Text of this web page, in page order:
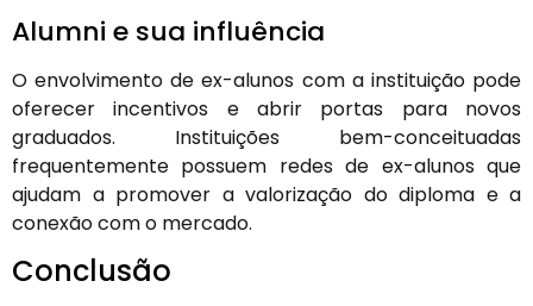
Alumni e sua influência
O envolvimento de ex-alunos com a instituição pode
oferecer incentivos e abrir portas para novos
graduados. Instituições bem-conceituadas
frequentemente possuem redes de ex-alunos que
ajudam a promover a valorização do diploma e a
conexão com o mercado.
Conclusão